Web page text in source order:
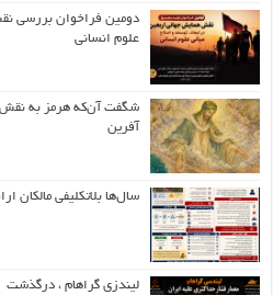
دومین فراخوان بررسی
علوم انسانی
شگفت آن‌که هرمز به نقش
آفرین
سال‌ها بلاتکلیفی مالکان اراضی
لیندزی گراهام ، درگذشت